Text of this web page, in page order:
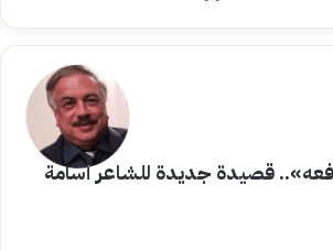
قصيدة جديدة للشاعر أسامة